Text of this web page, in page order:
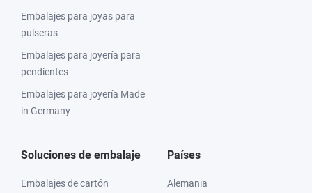
Embalajes para joyas para
pulseras
Embalajes para joyería para
pendientes
Embalajes para joyería Made
in Germany
Soluciones de embalaje
Embalajes de cartón
Países
Alemania